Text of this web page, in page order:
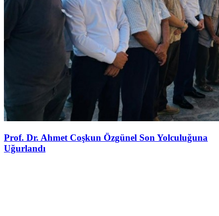
Prof. Dr. Ahmet Coşkun Özgünel Son Yolculuğuna
Uğurlandı